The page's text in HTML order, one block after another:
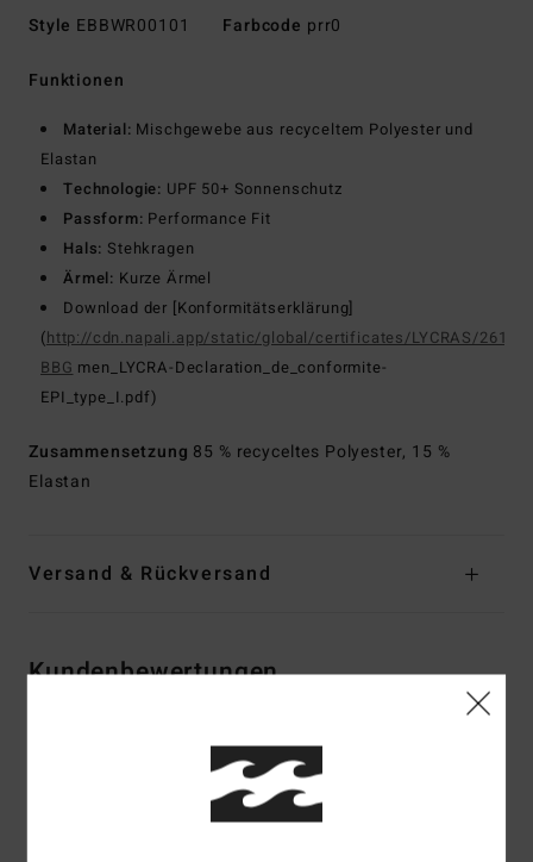
Style EBBWR00101 Farbcode prr0
Funktionen
Material: Mischgewebe aus recyceltem Polyester und
Elastan
Technologie: UPF 50+ Sonnenschutz
Passform: Performance Fit
Hals: Stehkragen
Ärmel: Kurze Ärmel
Download der [Konformitätserklärung]
(http://cdn.napali.app/static/global/certificates/LYCRAS/261-
BBG men_LYCRA-Declaration_de_conformite-
EPI_type_I.pdf)
Zusammensetzung 85 % recyceltes Polyester, 15 %
Elastan
Versand & Rückversand
Kundenbewertungen
Durchschnittliche Bewertung
5.0/5